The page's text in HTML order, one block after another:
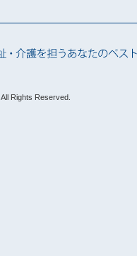
All Rights Reserved.